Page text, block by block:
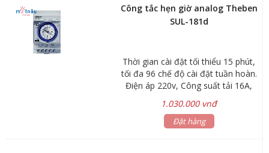
đèn sân vườn, đèn cổng...; Hẹn giờ
bơm nước tưới cây, bơm nước bể
module 3 tép Thời gian cài đặt tối
thiểu 30 phút, tối đa 48 chế độ cài
đặt tuần hoàn Điện áp 24V - DC
Công tắc hẹn giờ analog Theben
SUL-181d
Thời gian cài đặt tối thiểu 15 phút,
tối đa 96 chế độ cài đặt tuần hoàn.
Điện áp 220v, Công suất tải 16A,
1.030.000 vnđ
Đặt hàng